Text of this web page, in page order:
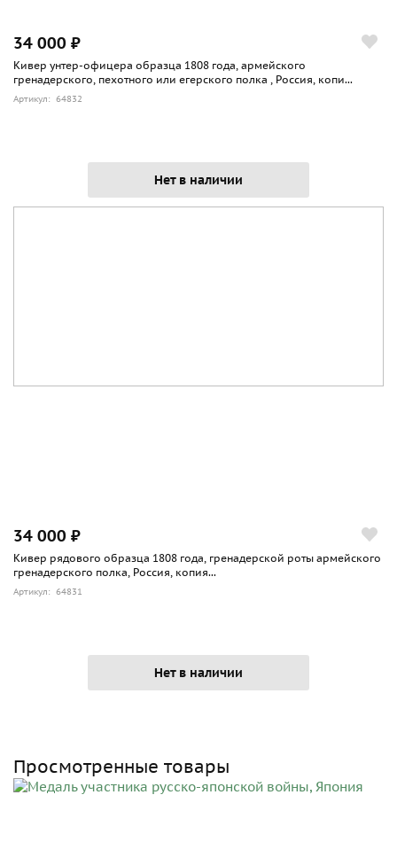
34 000 ₽
Кивер унтер-офицера образца 1808 года, армейского
гренадерского, пехотного или егерского полка , Россия, копи...
Артикул: 64832
Нет в наличии
34 000 ₽
Кивер рядового образца 1808 года, гренадерской роты армейского
гренадерского полка, Россия, копия...
Артикул: 64831
Нет в наличии
Просмотренные товары